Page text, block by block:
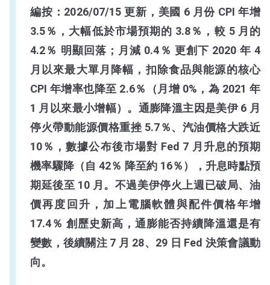
CPI 結論
編按：2026/07/15 更新，美國 6 月份 CPI 年增
3.5％，大幅低於市場預期的 3.8％，較 5 月的
4.2％ 明顯回落；月減 0.4％ 更創下 2020 年 4
月以來最大單月降幅，扣除食品與能源的核心
CPI 年增率也降至 2.6％（月增 0%，為 2021 年
1 月以來最小增幅）。通膨降溫主因是美伊 6 月
停火帶動能源價格重挫 5.7％、汽油價格大跌近
10％，數據公布後市場對 Fed 7 月升息的預期
機率驟降（自 42％ 降至約 16％），升息時點預
期延後至 10 月。不過美伊停火上週已破局、油
價再度回升，加上電腦軟體與配件價格年增
17.4％ 創歷史新高，通膨能否持續降溫還是有
變數，後續關注 7 月 28、29 日 Fed 決策會議動
向。